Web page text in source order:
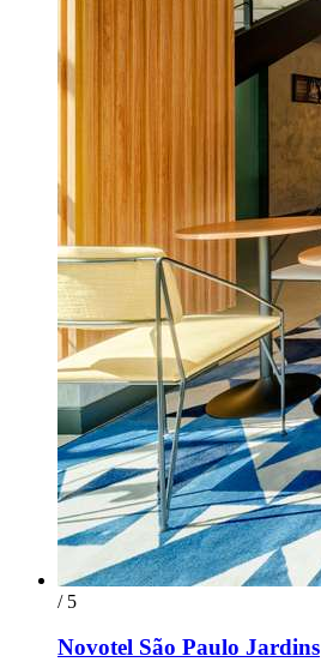
/ 5
Novotel São Paulo Jardins